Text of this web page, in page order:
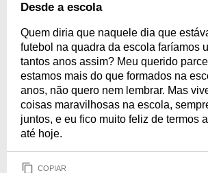
Desde a escola
Quem diria que naquele dia que
futebol na quadra da escola faríamos
tantos anos assim? Meu querido
estamos mais do que formados na
anos, não quero nem lembrar. Mas
coisas maravilhosas na escola,
juntos, e eu fico muito feliz de termos
até hoje.
COPIAR